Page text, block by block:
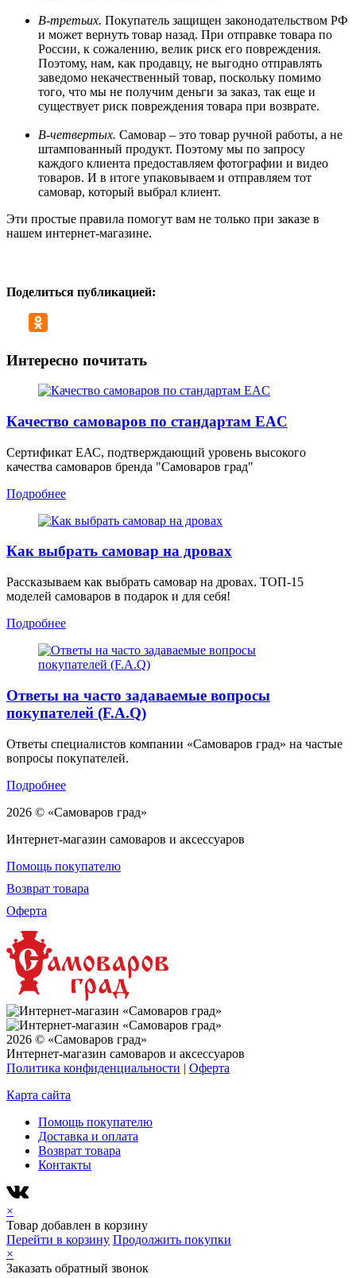
В-третьих. Покупатель защищен законодательством РФ
и может вернуть товар назад. При отправке товара по
России, к сожалению, велик риск его повреждения.
Поэтому, нам, как продавцу, не выгодно отправлять
заведомо некачественный товар, поскольку помимо
того, что мы не получим деньги за заказ, так еще и
существует риск повреждения товара при возврате.
В-четвертых. Самовар – это товар ручной работы, а не
штампованный продукт. Поэтому мы по запросу
каждого клиента предоставляем фотографии и видео
товаров. И в итоге упаковываем и отправляем тот
самовар, который выбрал клиент.
Эти простые правила помогут вам не только при заказе в
нашем интернет-магазине.
Поделиться публикацией:
Интересно почитать
Качество самоваров по стандартам EAC
Сертификат ЕАС, подтверждающий уровень высокого
качества самоваров бренда "Самоваров град"
Подробнее
Как выбрать самовар на дровах
Рассказываем как выбрать самовар на дровах. ТОП-15
моделей самоваров в подарок и для себя!
Подробнее
Ответы на часто задаваемые вопросы
покупателей (F.A.Q)
Ответы специалистов компании «Самоваров град» на частые
вопросы покупателей.
Подробнее
2026 © «Самоваров град»
Интернет-магазин самоваров и аксессуаров
Помощь покупателю
Возврат товара
Оферта
2026 © «Самоваров град»
Интернет-магазин самоваров и аксессуаров
Политика конфиденциальности | Оферта
Карта сайта
Помощь покупателю
Доставка и оплата
Возврат товара
Контакты
×
Товар добавлен в корзину
Перейти в корзину Продолжить покупки
×
Заказать обратный звонок